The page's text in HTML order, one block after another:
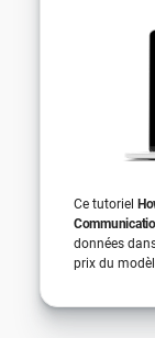
Ce tutoriel
données
prix du